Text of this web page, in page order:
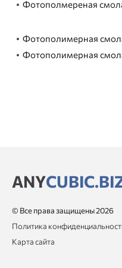
Фотополмереная
Фотополимерная
Фотополимерная
ANY
© Все права защищены 2026
Политика
Карта сайта